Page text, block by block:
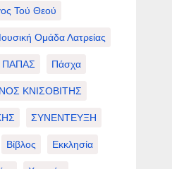
Τού Θεού
Ομάδα Λατρείας
ΠΑΠΑΣ Πάσχα
ΚΝΙΣΟΒΙΤΗΣ
ΣΥΝΕΝΤΕΥΞΗ
Βίβλος Εκκλησία